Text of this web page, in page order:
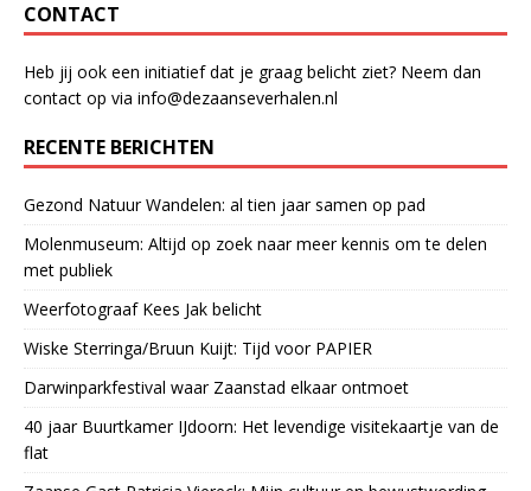
CONTACT
Heb jij ook een initiatief dat je graag belicht ziet? Neem dan
contact op via info@dezaanseverhalen.nl
RECENTE BERICHTEN
Gezond Natuur Wandelen: al tien jaar samen op pad
Molenmuseum: Altijd op zoek naar meer kennis om te delen
met publiek
Weerfotograaf Kees Jak belicht
Wiske Sterringa/Bruun Kuijt: Tijd voor PAPIER
Darwinparkfestival waar Zaanstad elkaar ontmoet
40 jaar Buurtkamer IJdoorn: Het levendige visitekaartje van de
flat